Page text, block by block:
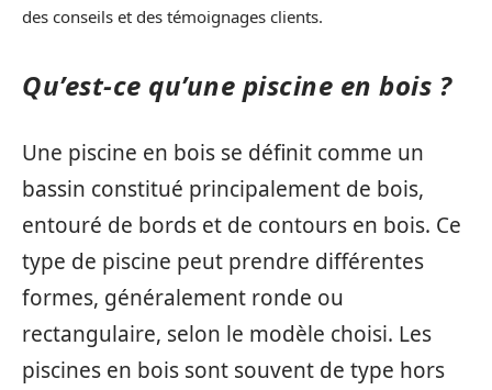
des conseils et des témoignages clients.
Qu’est-ce qu’une piscine en bois ?
Une piscine en bois se définit comme un
bassin constitué principalement de bois,
entouré de bords et de contours en bois. Ce
type de piscine peut prendre différentes
formes, généralement ronde ou
rectangulaire, selon le modèle choisi. Les
piscines en bois sont souvent de type hors